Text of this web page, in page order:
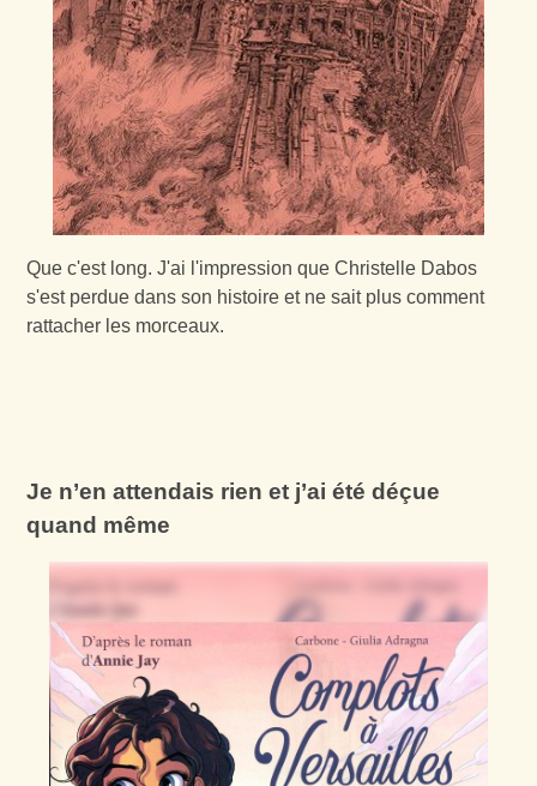
Que c'est long. J'ai l'impression que Christelle Dabos
s'est perdue dans son histoire et ne sait plus comment
rattacher les morceaux.
Je n’en attendais rien et j’ai été déçue
quand même